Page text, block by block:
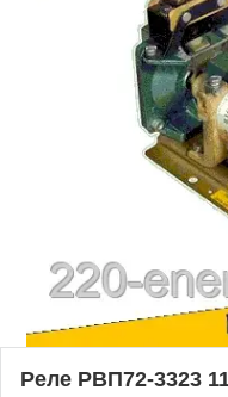
Реле РВП72-3323